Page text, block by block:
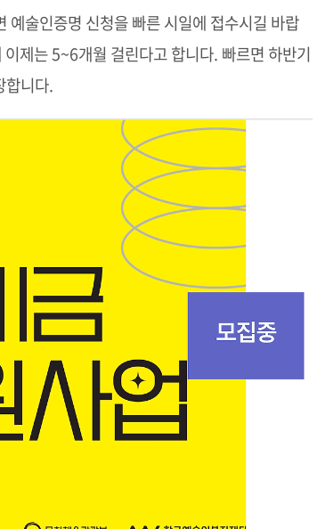
술인증명 신청을 빠른 시일에 접수시길 바랍
제는 5~6개월 걸린다고 합니다. 빠르면 하반기
합니다.